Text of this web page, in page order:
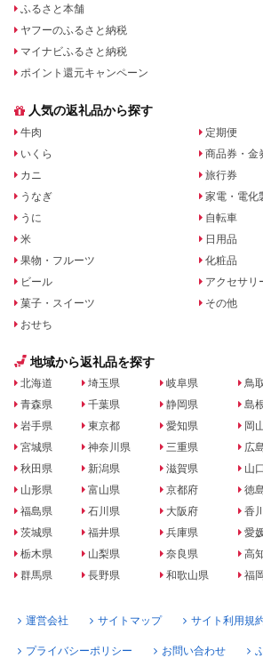
ふるさと本舗
ヤフーのふるさと納税
マイナビふるさと納税
ポイント還元キャンペーン
人気の返礼品から探す
牛肉
いくら
カニ
うなぎ
うに
米
果物・フルーツ
ビール
菓子・スイーツ
おせち
定期便
商品券・金
旅行券
家電・電化
自転車
日用品
化粧品
アクセサリ
その他
地域から返礼品を探す
北海道
青森県
岩手県
宮城県
秋田県
山形県
福島県
茨城県
栃木県
群馬県
埼玉県
千葉県
東京都
神奈川県
新潟県
富山県
石川県
福井県
山梨県
長野県
岐阜県
静岡県
愛知県
三重県
滋賀県
京都府
大阪府
兵庫県
奈良県
和歌山県
鳥
島
岡
広
山
徳
香
愛
高
福
運営会社 サイトマップ サイト利用規
プライバシーポリシー お問い合わせ